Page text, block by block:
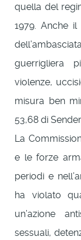
quella del
1979. Anche il
guerrigliera
violenze,
misura ben
53,68 di
La
e le forze
periodi e
ha violato
un’azione
sessuali,